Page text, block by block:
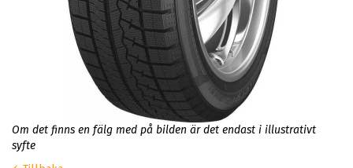
Om det finns en fälg med på bilden är det endast i illustrativt
syfte